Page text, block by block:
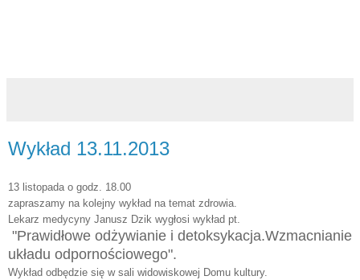
Wykład 13.11.2013
13 listopada o godz. 18.00
zapraszamy na kolejny wykład na temat zdrowia.
Lekarz medycyny Janusz Dzik wygłosi wykład pt.
"Prawidłowe odżywianie i detoksykacja.Wzmacnianie
układu odpornościowego".
Wykład odbędzie się w sali widowiskowej Domu kultury.